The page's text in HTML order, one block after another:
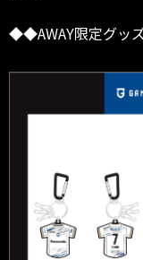
◆◆AWAY限定グ